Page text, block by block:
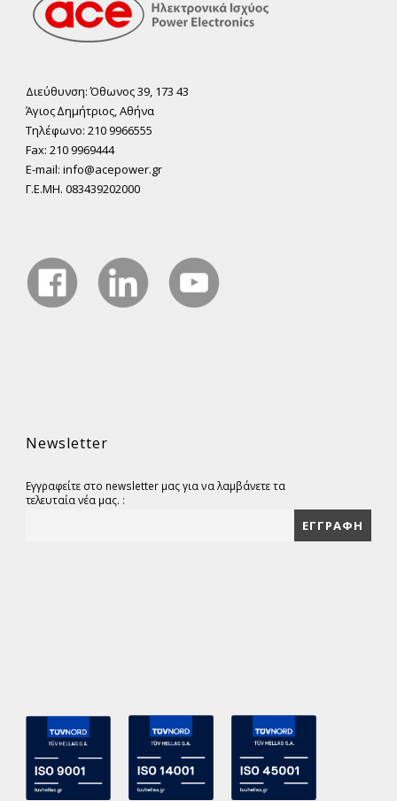
Διεύθυνση: Όθωνος 39, 173 43
Άγιος ∆ηµήτριος, Αθήνα
Τηλέφωνο: 210 9966555
Fax: 210 9969444
E-mail: info@acepower.gr
Γ.Ε.ΜΗ. 083439202000
Newsletter
Εγγραφείτε στο newsletter μας για να λαμβάνετε τα
τελευταία νέα μας. :